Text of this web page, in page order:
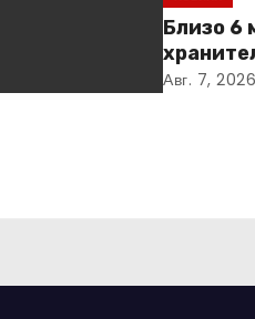
Близо 6
Авг. 7, 2026